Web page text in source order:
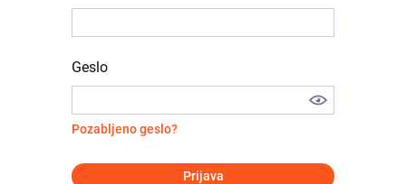
Geslo
Pozabljeno geslo?
Prijava